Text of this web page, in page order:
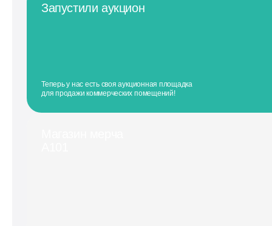
Запустили аукцион
Теперь у нас есть своя аукционная площадка
для продажи коммерческих помещений!